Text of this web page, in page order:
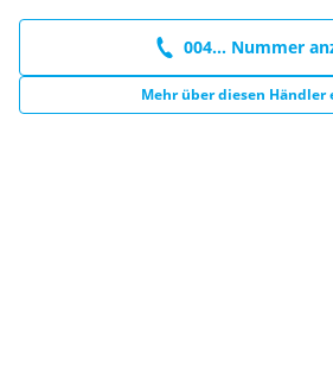
004... Nummer
Mehr über diesen Händler